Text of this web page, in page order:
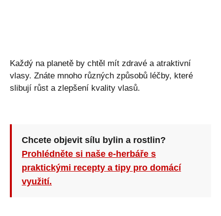
Každý na planetě by chtěl mít zdravé a atraktivní
vlasy. Znáte mnoho různých způsobů léčby, které
slibují růst a zlepšení kvality vlasů.
Chcete objevit sílu bylin a rostlin?
Prohlédněte si naše e-herbáře s
praktickými recepty a tipy pro domácí
využití.